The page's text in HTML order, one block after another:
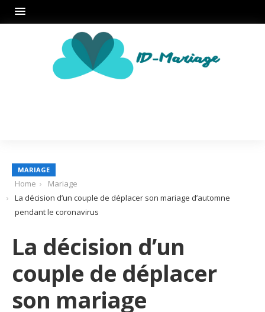
MARIAGE
Home
Mariage
La décision d’un couple de déplacer son mariage d’automne
pendant le coronavirus
La décision d’un
couple de déplacer
son mariage